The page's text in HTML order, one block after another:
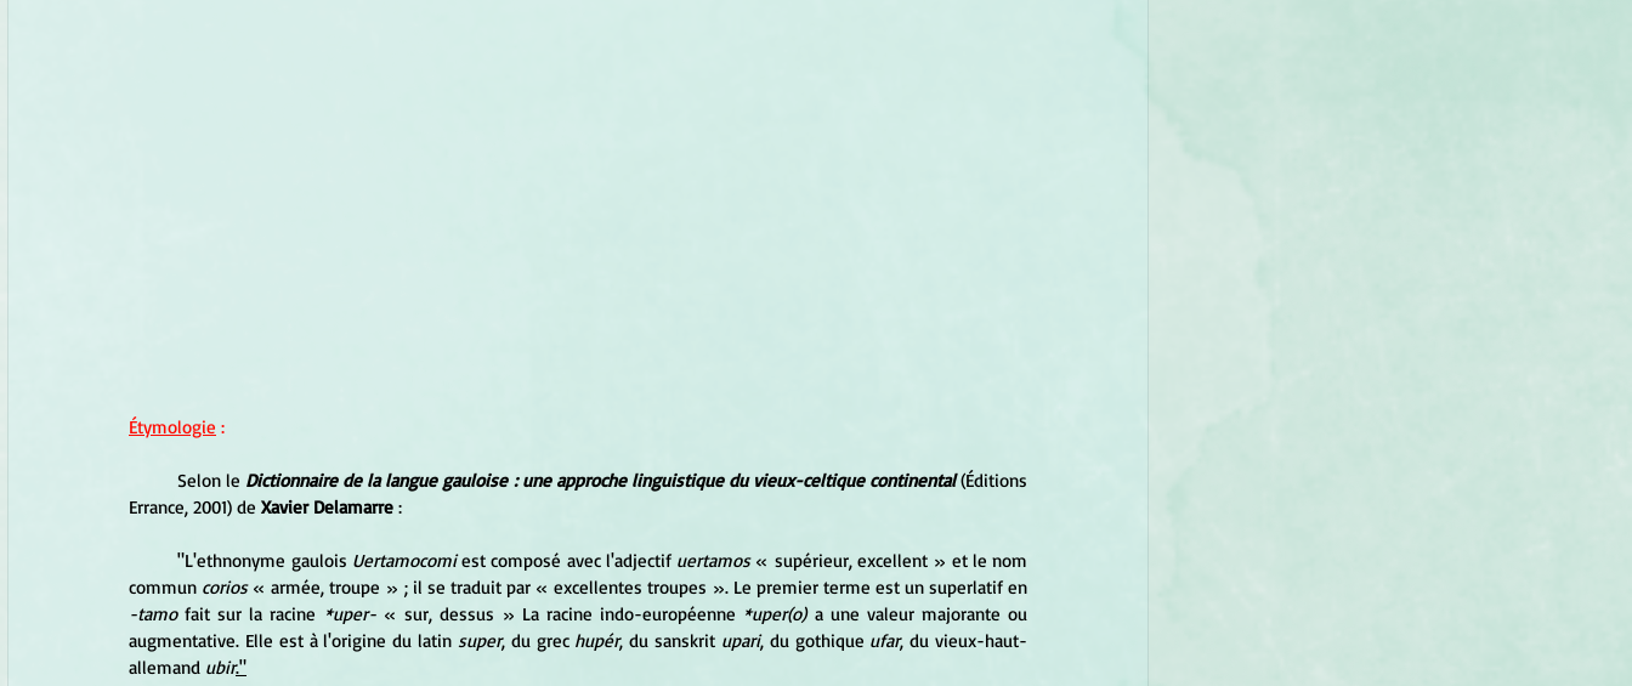
Étymologie :
	Selon le
Dictionnaire de la langue gauloise : une approche linguistique du vieux-celtique continental (Éditions
Errance, 2001) de Xavier Delamarre :
	"
L'ethnonyme gaulois Uertamocomi est composé avec l'adjectif uertamos « supérieur, excellent » et le nom
commun corios
-tamo fait sur la racine *uper- « sur, dessus » La racine indo-européenne *uper(o) a une valeur majorante ou
augmentative. Elle est à l'origine du latin super, du grec hupér, du sanskrit upari, du gothique ufar, du vieux-haut-
allemand ubir."